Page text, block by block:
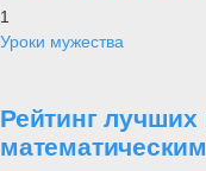
1
Уроки мужества
Рейтинг лучших